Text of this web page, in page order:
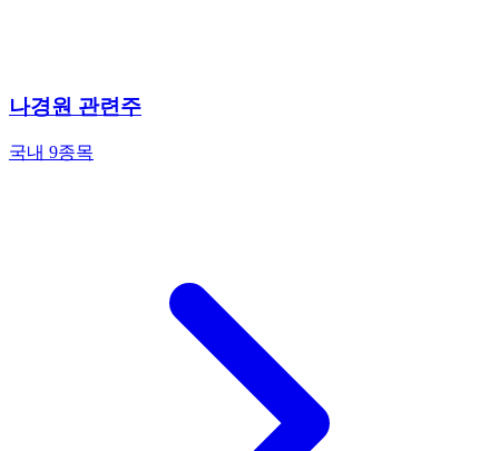
나경원 관련주
국내 9종목